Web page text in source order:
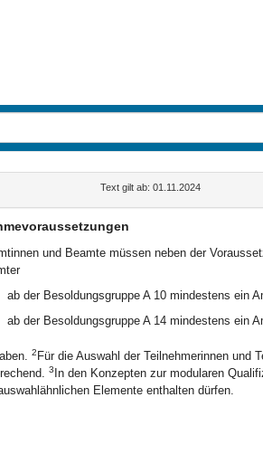
Text gilt ab: 01.11.2024
und Beamte müssen neben der
ab der Besoldungsgruppe A 10 mindestens ein
ab der Besoldungsgruppe A 14 mindestens ein
2 Für die Auswahl der Teilnehmerinnen und
3 In den Konzepten zur modularen
Elemente enthalten dürfen.